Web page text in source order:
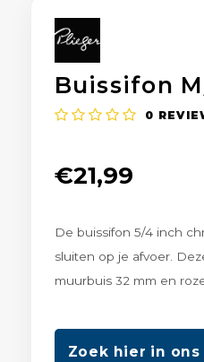
Buissifon
0
€21,99
De buissifon 5/4 inch
sluiten op je afvoer.
muurbuis 32 mm en
Zoek hier in